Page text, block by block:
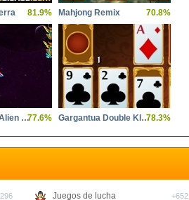
81.9% Mahjong Remix 70.8%
Galaxy Attack Alien Shooter77.6% Gargantua Double Klondike78.3%
Juegos de lucha +652